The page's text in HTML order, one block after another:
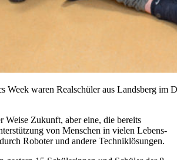
Week waren Realschüler aus Landsberg im
Weise Zukunft, aber eine, die bereits
von Menschen in vielen Lebens-
Roboter und andere Techniklösungen.